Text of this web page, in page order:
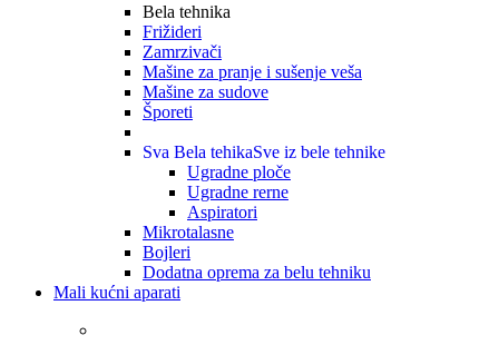
Bela tehnika
Frižideri
Zamrzivači
Mašine za pranje i sušenje veša
Mašine za sudove
Šporeti
Sva Bela tehikaSve iz bele tehnike
Ugradne ploče
Ugradne rerne
Aspiratori
Mikrotalasne
Bojleri
Dodatna oprema za belu tehniku
Mali kućni aparati